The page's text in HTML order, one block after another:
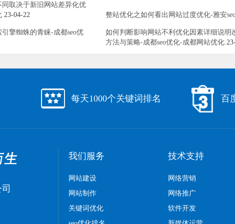
取决于新旧网站差异化优
23-04-22
擎蜘蛛的青睐-成都seo优
整站优化之如何看出网站过度优化-雅安
如何判断影响网站不利优化因素详细说明
方法与策略-成都seo优化-成都网站优化
每天1000个关键词排名 百
我们服务
网站建设
网站制作
关键词优化
技术支持
网络营销
网络推广
软件开发